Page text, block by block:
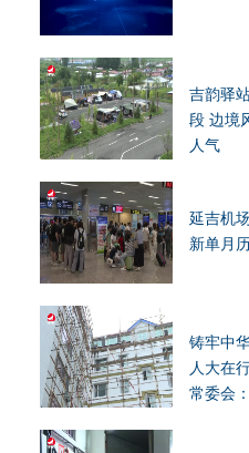
吉韵驿
段 边境
人气
延吉机
新单月
铸牢中
人大在
常委会